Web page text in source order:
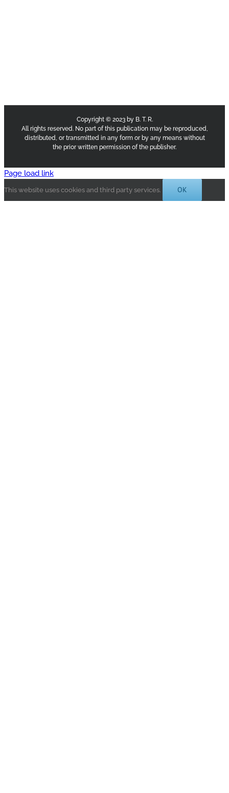
Copyright © 2023 by B. T. R.
All rights reserved. No part of this publication may be reproduced,
distributed, or transmitted in any form or by any means without
the prior written permission of the publisher.
Page load link
This website uses cookies and third party services. OK